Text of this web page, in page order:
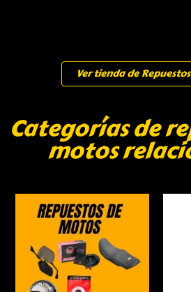
Ver tienda de
Categorías de
motos